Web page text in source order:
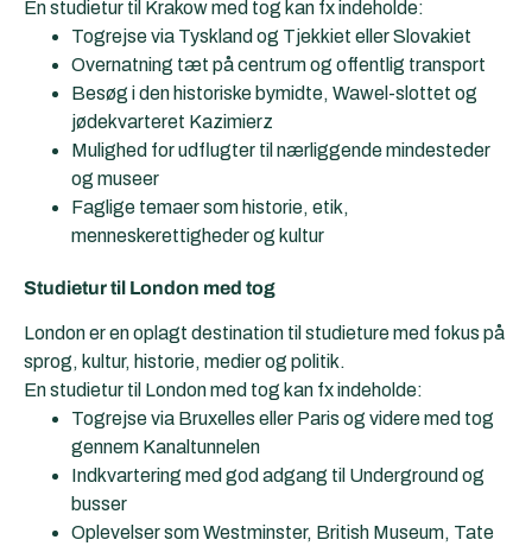
En studietur til Krakow med tog kan fx indeholde:
Togrejse via Tyskland og Tjekkiet eller Slovakiet
Overnatning tæt på centrum og offentlig transport
Besøg i den historiske bymidte, Wawel-slottet og
jødekvarteret Kazimierz
Mulighed for udflugter til nærliggende mindesteder
og museer
Faglige temaer som historie, etik,
menneskerettigheder og kultur
Studietur til London med tog
London er en oplagt destination til studieture med fokus på
sprog, kultur, historie, medier og politik.
En studietur til London med tog kan fx indeholde:
Togrejse via Bruxelles eller Paris og videre med tog
gennem Kanaltunnelen
Indkvartering med god adgang til Underground og
busser
Oplevelser som Westminster, British Museum, Tate